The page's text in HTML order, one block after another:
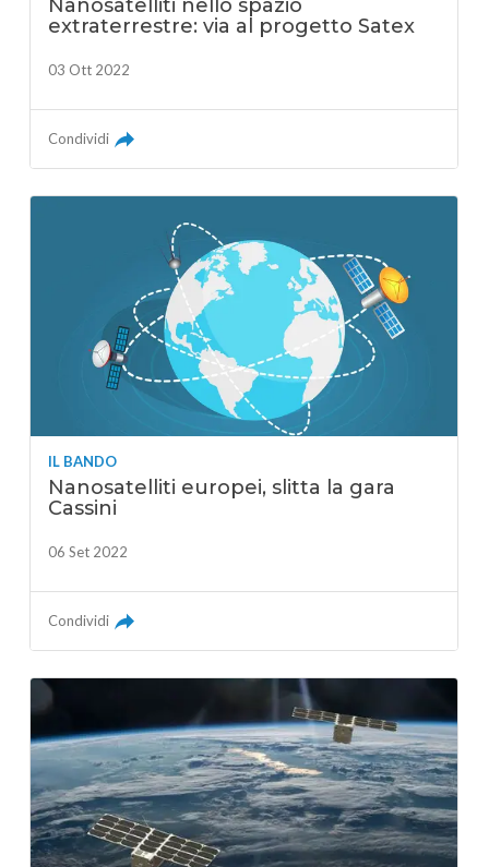
Nanosatelliti nello spazio
extraterrestre: via al progetto Satex
03 Ott 2022
Condividi
IL BANDO
Nanosatelliti europei, slitta la gara
Cassini
06 Set 2022
Condividi